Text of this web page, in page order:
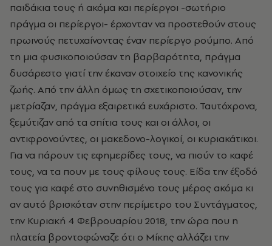
παιδάκια τους ή ακόμα και περίεργοι -σωτήριο
πράγμα οι περίεργοι- έρχονταν να προστεθούν στους
πρωινούς πετυχαίνοντας έναν περίεργο ρούμπο. Από
τη μια φυσικοποιούσαν τη βαρβαρότητα, πράγμα
δυσάρεστο γιατί την έκαναν στοιχείο της κανονικής
ζωής. Από την άλλη όμως τη σχετικοποιούσαν, την
μετρίαζαν, πράγμα εξαιρετικά ευχάριστο. Ταυτόχρονα,
ξεμύτιζαν από τα σπίτια τους και οι άλλοι, οι
αντιφρονούντες, οι μακεδονο-λογικοί, οι κυριακάτικοι.
Για να πάρουν τις εφημερίδες τους, να πιούν το καφέ
τους, να τα πουν με τους φίλους τους. Είδα την έξοδό
τους για καφέ στο συνηθισμένο τους μέρος ακόμα κι
αν αυτό βρισκόταν στην περίμετρο του Συντάγματος,
την Κυριακή 4 Φεβρουαρίου 2018, την ώρα που η
πλατεία βροντοφώναζε ότι ο Μίκης αλλάζει την